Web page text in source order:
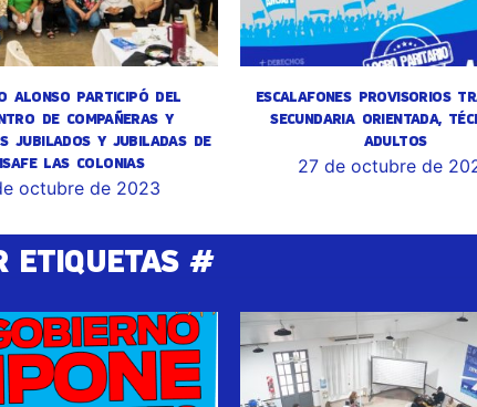
ALONSO PARTICIPÓ DEL
DE COMPAÑERAS Y
JUBILADOS Y JUBILADAS DE
LAS COLONIAS
octubre de 2023
ESCALAFONES PROVISORIOS
SECUNDARIA ORIENTADA,
ADULTOS
27 de octubre de
ETIQUETAS #